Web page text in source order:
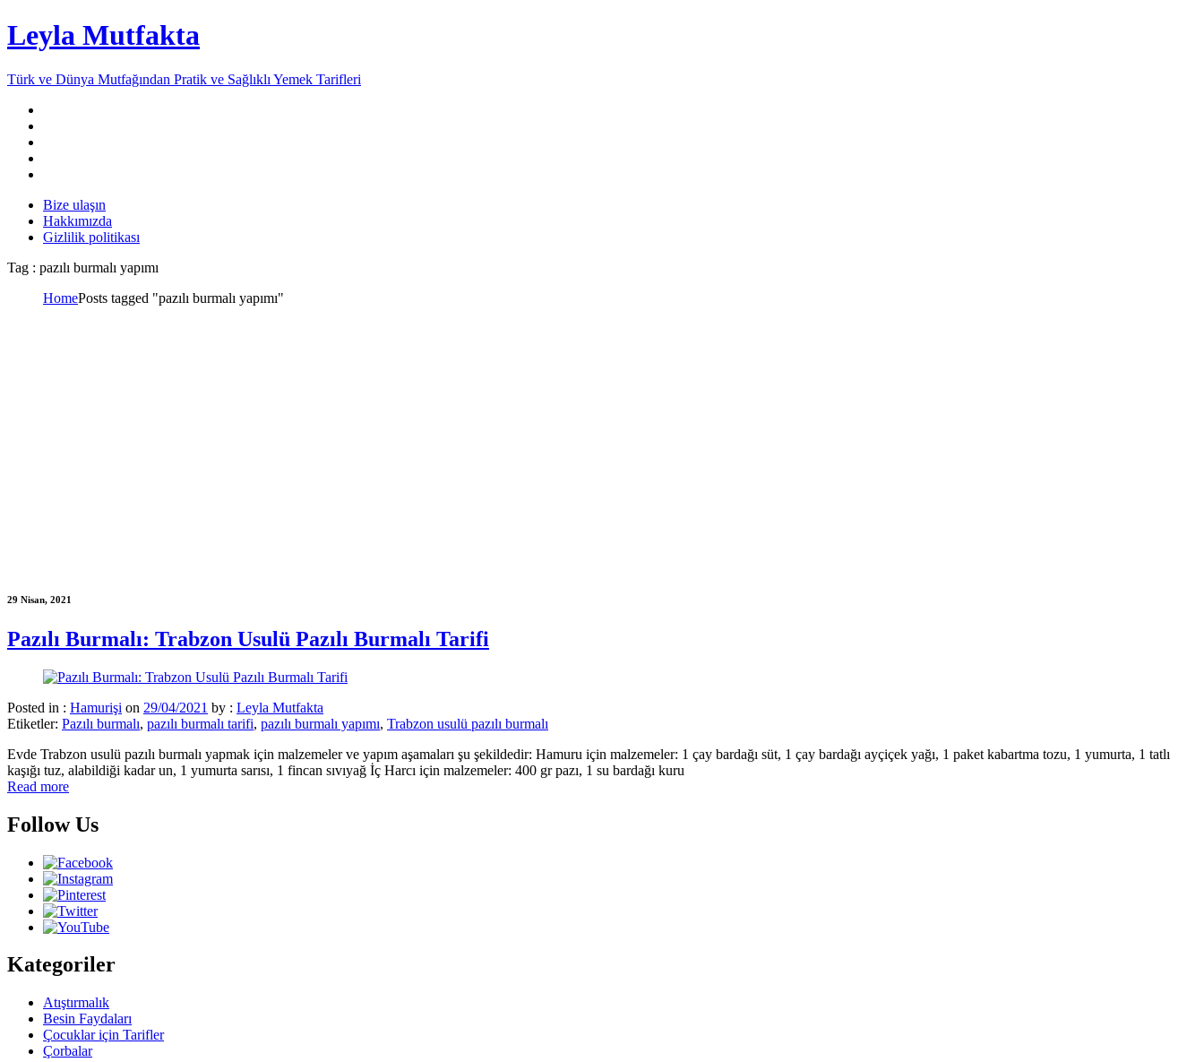
Leyla Mutfakta
Türk ve Dünya Mutfağından Pratik ve Sağlıklı Yemek Tarifleri
Bize ulaşın
Hakkımızda
Gizlilik politikası
Tag : pazılı burmalı yapımı
HomePosts tagged "pazılı burmalı yapımı"
29 Nisan, 2021
Pazılı Burmalı: Trabzon Usulü Pazılı Burmalı Tarifi
Posted in : Hamurişi on 29/04/2021 by : Leyla Mutfakta
Etiketler: Pazılı burmalı, pazılı burmalı tarifi, pazılı burmalı yapımı, Trabzon usulü pazılı burmalı
Evde Trabzon usulü pazılı burmalı yapmak için malzemeler ve yapım aşamaları şu şekildedir: Hamuru için malzemeler: 1 çay bardağı süt, 1 çay bardağı ayçiçek yağı, 1 paket kabartma tozu, 1 yumurta, 1 tatlı
kaşığı tuz, alabildiği kadar un, 1 yumurta sarısı, 1 fincan sıvıyağ İç Harcı için malzemeler: 400 gr pazı, 1 su bardağı kuru
Read more
Follow Us
Kategoriler
Atıştırmalık
Besin Faydaları
Çocuklar için Tarifler
Çorbalar